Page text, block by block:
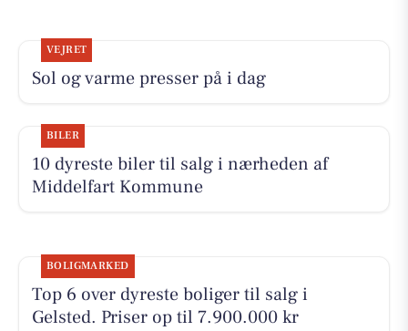
VEJRET
Sol og varme presser på i dag
BILER
10 dyreste biler til salg i nærheden af
Middelfart Kommune
BOLIGMARKED
Top 6 over dyreste boliger til salg i
Gelsted. Priser op til 7.900.000 kr